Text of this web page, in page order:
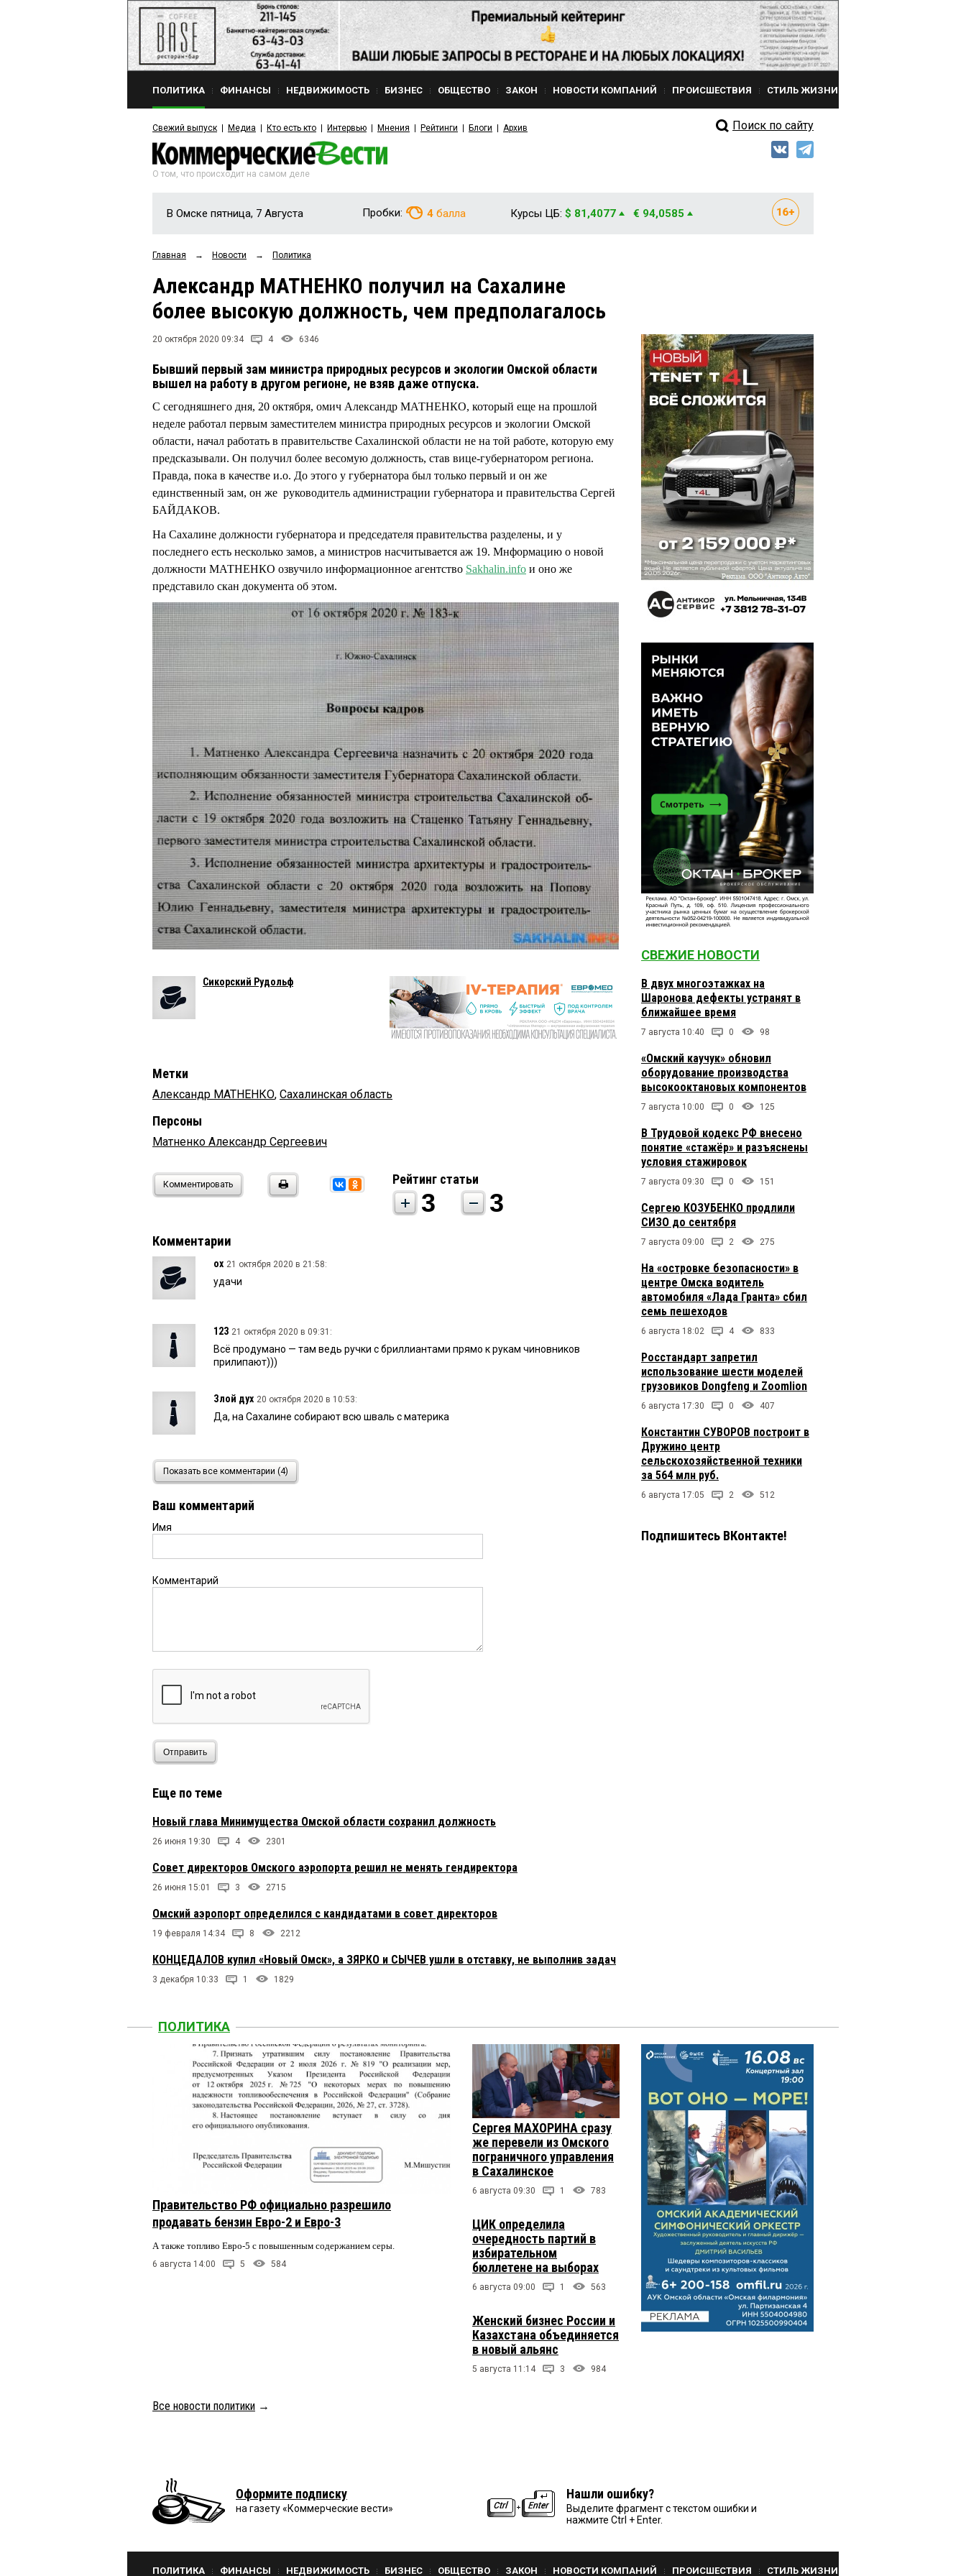
ПОЛИТИКА ФИНАНСЫ НЕДВИЖИМОСТЬ БИЗНЕС ОБЩЕСТВО ЗАКОН НОВОСТИ КОМПАНИЙ ПРОИСШЕСТВИЯ СТИЛЬ ЖИЗНИ
Свежий выпуск Медиа Кто есть кто Интервью Мнения Рейтинги Блоги Архив Поиск по сайту
О том, что происходит на самом деле
В Омске пятница, 7 Августа Пробки: 4 балла Курсы ЦБ: $ 81,4077 € 94,0585
Главная → Новости → Политика
Александр МАТНЕНКО получил на Сахалине
более высокую должность, чем предполагалось
20 октября 2020 09:34 4 6346
Бывший первый зам министра природных ресурсов и экологии Омской области
вышел на работу в другом регионе, не взяв даже отпуска.
С сегодняшнего дня, 20 октября, омич Александр МАТНЕНКО, который еще на прошлой
неделе работал первым заместителем министра природных ресурсов и экологии Омской
области, начал работать в правительстве Сахалинской области не на той работе, которую ему
предсказывали. Он получил более весомую должность, став вице-губернатором региона.
Правда, пока в качестве и.о. До этого у губернатора был только первый и он же
единственный зам, он же руководитель администрации губернатора и правительства Сергей
БАЙДАКОВ.
На Сахалине должности губернатора и председателя правительства разделены, и у
последнего есть несколько замов, а министров насчитывается аж 19. Мнформацию о новой
должности МАТНЕНКО озвучило информационное агентство Sakhalin.info и оно же
представило скан документа об этом.
Сикорский Рудольф
Метки
Александр МАТНЕНКО, Сахалинская область
Персоны
Матненко Александр Сергеевич
Комментировать Рейтинг статьи
3 3
Комментарии
ох 21 октября 2020 в 21:58:
удачи
123 21 октября 2020 в 09:31:
Всё продумано — там ведь ручки с бриллиантами прямо к рукам чиновников
прилипают)))
Злой дух 20 октября 2020 в 10:53:
Да, на Сахалине собирают всю шваль с материка
20 октября 2020 в 10:02:
это писец, товарищи
Показать все комментарии (4)
Ваш комментарий
Имя
Комментарий
Отправить
Еще по теме
Новый глава Минимущества Омской области сохранил должность
26 июня 19:30 4 2301
Совет директоров Омского аэропорта решил не менять гендиректора
26 июня 15:01 3 2715
Омский аэропорт определился с кандидатами в совет директоров
19 февраля 14:34 8 2212
КОНЦЕДАЛОВ купил «Новый Омск», а ЗЯРКО и СЫЧЕВ ушли в отставку, не выполнив задач
3 декабря 10:33 1 1829
СВЕЖИЕ НОВОСТИ
В двух многоэтажках на
Шаронова дефекты устранят в
ближайшее время
7 августа 10:40 0 98
«Омский каучук» обновил
оборудование производства
высокооктановых компонентов
7 августа 10:00 0 125
В Трудовой кодекс РФ внесено
понятие «стажёр» и разъяснены
условия стажировок
7 августа 09:30 0 151
Сергею КОЗУБЕНКО продлили
СИЗО до сентября
7 августа 09:00 2 275
На «островке безопасности» в
центре Омска водитель
автомобиля «Лада Гранта» сбил
семь пешеходов
6 августа 18:02 4 833
Росстандарт запретил
использование шести моделей
грузовиков Dongfeng и Zoomlion
6 августа 17:30 0 407
Константин СУВОРОВ построит в
Дружино центр
сельскохозяйственной техники
за 564 млн руб.
6 августа 17:05 2 512
Подпишитесь ВКонтакте!
ПОЛИТИКА
Правительство РФ официально разрешило
продавать бензин Евро-2 и Евро-3
А также топливо Евро-5 с повышенным содержанием серы.
6 августа 14:00 5 584
Сергея МАХОРИНА сразу
же перевели из Омского
пограничного управления
в Сахалинское
6 августа 09:30 1 783
ЦИК определила
очередность партий в
избирательном
бюллетене на выборах
6 августа 09:00 1 563
Женский бизнес России и
Казахстана объединяется
в новый альянс
5 августа 11:14 3 984
Все новости политики →
Оформите подписку
на газету «Коммерческие вести»
Нашли ошибку?
Выделите фрагмент с текстом ошибки и
нажмите Ctrl + Enter.
ПОЛИТИКА ФИНАНСЫ НЕДВИЖИМОСТЬ БИЗНЕС ОБЩЕСТВО ЗАКОН НОВОСТИ КОМПАНИЙ ПРОИСШЕСТВИЯ СТИЛЬ ЖИЗНИ